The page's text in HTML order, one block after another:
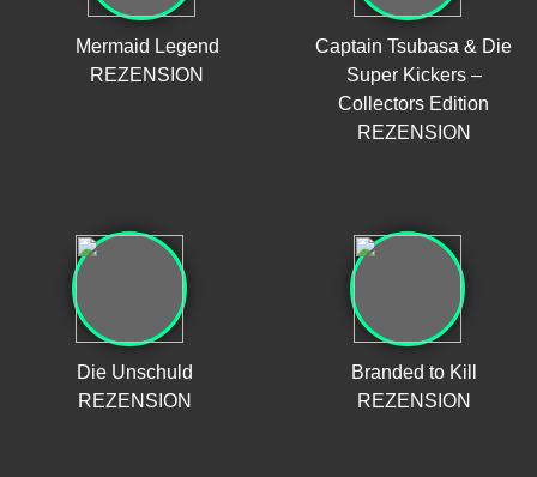
Mermaid Legend
REZENSION
Captain Tsubasa & Die
Super Kickers –
Collectors Edition
REZENSION
Die Unschuld
REZENSION
Branded to Kill
REZENSION